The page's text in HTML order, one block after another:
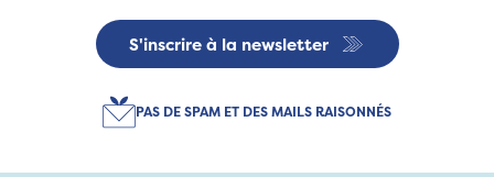
S'inscrire à la newsletter
PAS DE SPAM ET DES MAILS RAISONNÉS